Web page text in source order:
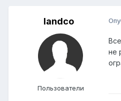
landco
Пользователи
не